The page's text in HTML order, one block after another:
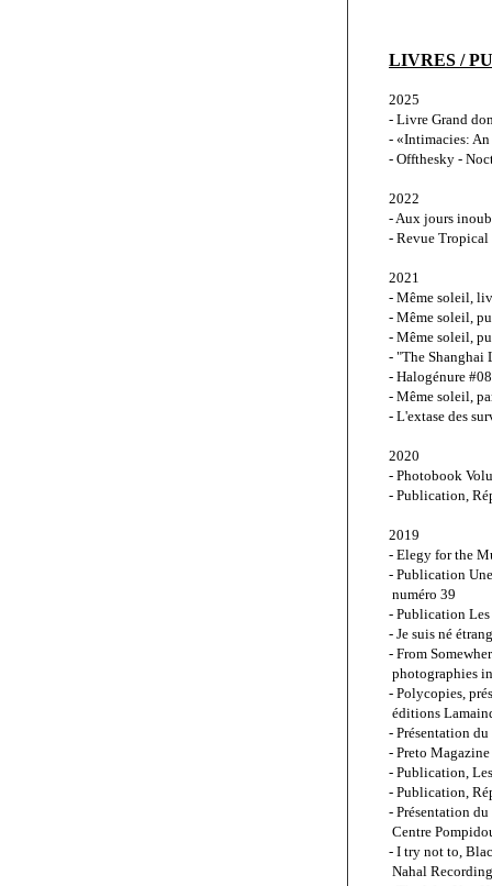
LIVRES /
2025
- Livre Grand
- «Intimacies:
- Offthesky -
2022
- Aux jours
- Revue
2021
- Même soleil,
- Même soleil,
- Même soleil,
- "The
- Halogénure
- Même soleil,
- L'extase des
2020
- Photobook
- Publication,
2019
- Elegy for the
- Publication
numéro 39
- Publication
- Je suis né
- From
photographies
- Polycopies,
éditions
- Présentation
- Preto
- Publication,
- Publication,
- Présentation
Centre
- I try not to,
Nahal